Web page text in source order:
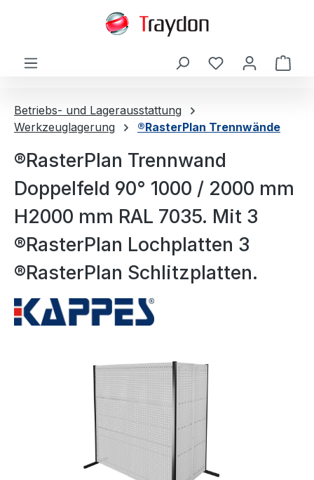
Betriebs- und Lagerausstattung
Werkzeuglagerung
®RasterPlan Trennwände
®RasterPlan Trennwand
Doppelfeld 90° 1000 / 2000 mm
H2000 mm RAL 7035. Mit 3
®RasterPlan Lochplatten 3
®RasterPlan Schlitzplatten.
Bildergalerie überspringen